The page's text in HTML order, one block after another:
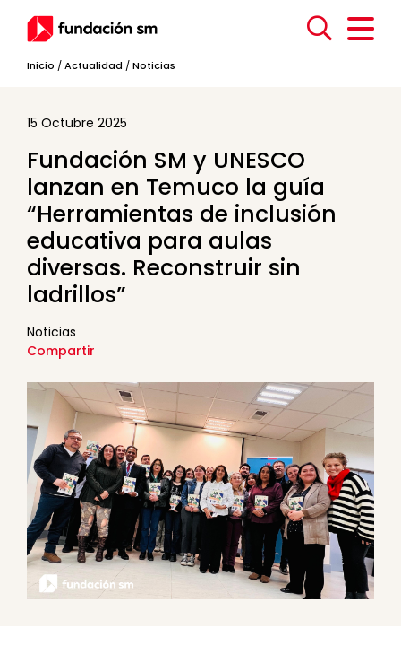
Inicio /Actualidad /Noticias
15 Octubre 2025
Fundación SM y UNESCO
lanzan en Temuco la guía
“Herramientas de inclusión
educativa para aulas
diversas. Reconstruir sin
ladrillos”
Noticias
Compartir